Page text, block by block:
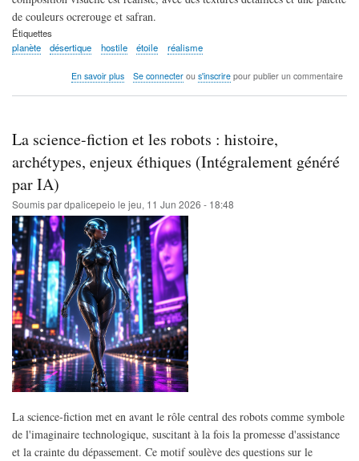
de couleurs ocrerouge et safran.
Étiquettes
planète
désertique hostile étoile réalisme
En savoir plussur
rouges,
créatures
exotiques,
(Intégralement
généré
par
IA)
Se connecterou s'inscrirepour publier un commentaire
La science-fiction et les robots : histoire,
archétypes, enjeux éthiques (Intégralement généré
par IA)
Soumis pardpalicepeio le jeu, 11 Jun 2026 - 18:48
La science-fiction met en avant le rôle central des robots comme symbole
de l'imaginaire technologique, suscitant à la fois la promesse d'assistance
et la crainte du dépassement. Ce motif soulève des questions sur le